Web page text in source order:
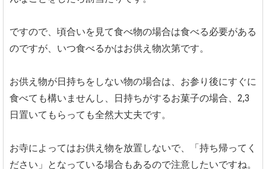
ですので、頃合いを見て食べ物の場合は食べる必要がある
のですが、いつ食べるかはお供え物次第です。
お供え物が日持ちをしない物の場合は、お参り後にすぐに
食べても構いませんし、日持ちがするお菓子の場合、2,3
日置いてもらっても全然大丈夫です。
お寺によってはお供え物を放置しないで、「持ち帰ってく
ださい」となっている場合もあるので注意したいですね。